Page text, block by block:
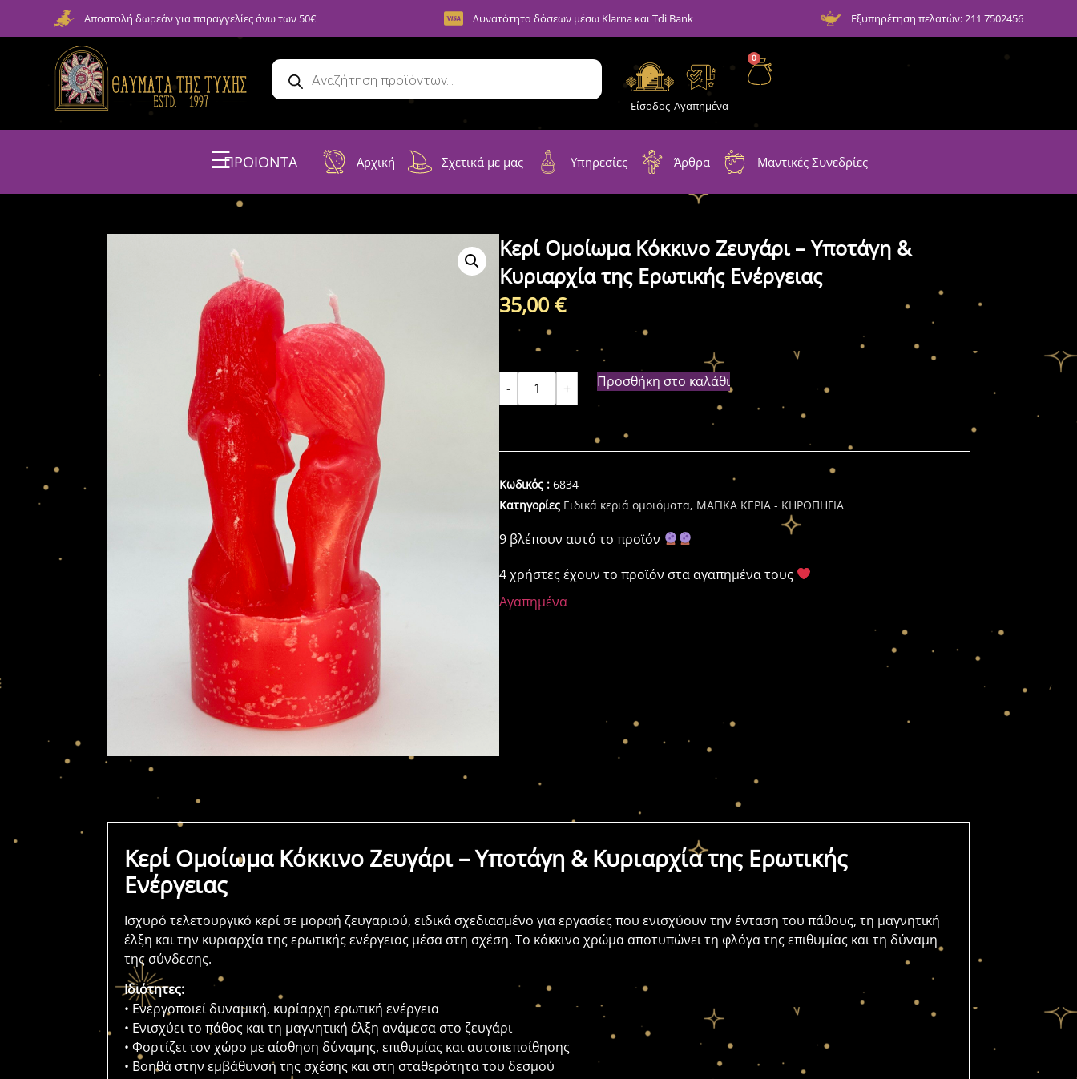
Αποστολή δωρεάν για παραγγελίες άνω των 50€ Δυνατότητα δόσεων μέσω Klarna και Tdi Bank Εξυπηρέτηση πελατών: 211 7502456
Είσοδος Αγαπημένα
0
☰ΠΡΟΙΟΝΤΑ Αρχική Σχετικά με μας Υπηρεσίες Άρθρα Μαντικές Συνεδρίες
Κερί Ομοίωμα Κόκκινο Ζευγάρι – Υποτάγη &
Κυριαρχία της Ερωτικής Ενέργειας
35,00€
- + Προσθήκη στο καλάθι
Κωδικός :6834
Κατηγορίες Ειδικά κεριά ομοιόματα, ΜΑΓΙΚΑ ΚΕΡΙΑ - ΚΗΡΟΠΗΓΙΑ
9 βλέπουν αυτό το προϊόν
4 χρήστες έχουν το προϊόν στα αγαπημένα τους
Αγαπημένα
Κερί Ομοίωμα Κόκκινο Ζευγάρι – Υποτάγη & Κυριαρχία της Ερωτικής
Ενέργειας
Ισχυρό τελετουργικό κερί σε μορφή ζευγαριού, ειδικά σχεδιασμένο για εργασίες που ενισχύουν την ένταση του πάθους, τη μαγνητική
έλξη και την κυριαρχία της ερωτικής ενέργειας μέσα στη σχέση. Το κόκκινο χρώμα αποτυπώνει τη φλόγα της επιθυμίας και τη δύναμη
της σύνδεσης.
Ιδιότητες:
• Ενεργοποιεί δυναμική, κυρίαρχη ερωτική ενέργεια
• Ενισχύει το πάθος και τη μαγνητική έλξη ανάμεσα στο ζευγάρι
• Φορτίζει τον χώρο με αίσθηση δύναμης, επιθυμίας και αυτοπεποίθησης
• Βοηθά στην εμβάθυνση της σχέσης και στη σταθερότητα του δεσμού